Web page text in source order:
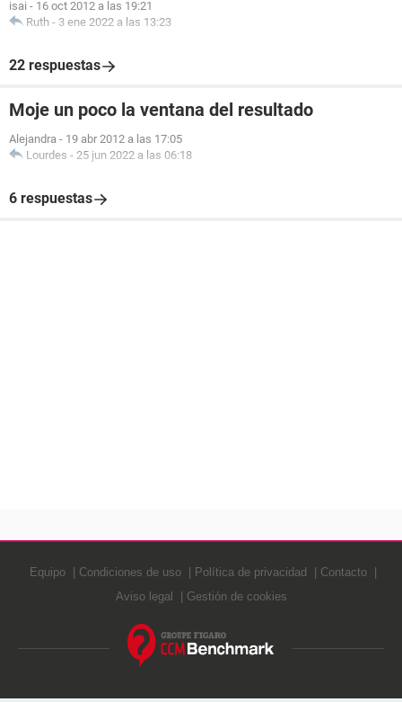
isai - 16 oct 2012 a las 19:21
Ruth - 3 ene 2022 a las 13:23
22 respuestas
Moje un poco la ventana del resultado
Alejandra - 19 abr 2012 a las 17:05
Lourdes - 25 jun 2022 a las 06:18
6 respuestas
Equipo Condiciones de uso Política de privacidad
Contacto
Aviso legal
Gestión de cookies